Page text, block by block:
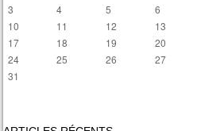
3
4 5 6
10
11 12 13
17
18 19 20
24
25 26 27
31